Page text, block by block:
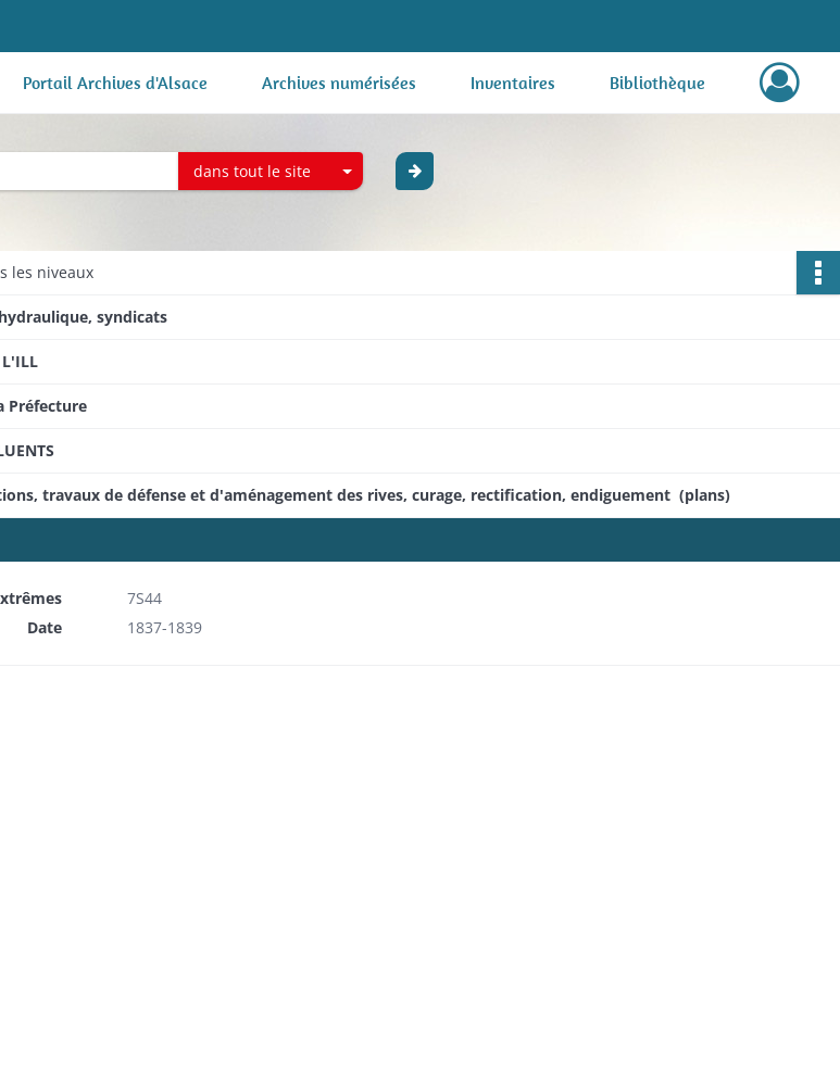
Portail Archives d'Alsace Archives numérisées Inventaires Bibliothèque
dans tout le site
les niveaux
syndicats
L'ILL
Préfecture
travaux de défense et d'aménagement des rives, curage, rectification, endiguement (plans)
7S44
Date
1837-1839